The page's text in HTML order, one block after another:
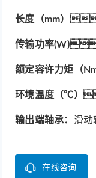
长度（mm）
传输功率
额定容许力矩（
环境温度（℃）
输出端轴承： 滑动
在线咨询